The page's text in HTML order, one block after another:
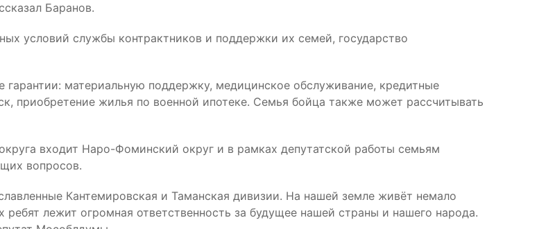
Баранов.
условий службы контрактников и поддержки их семей, государство
материальную поддержку, медицинское обслуживание, кредитные
приобретение жилья по военной ипотеке. Семья бойца также может рассчитывать
входит Наро-Фоминский округ и в рамках депутатской работы семьям
вопросов.
Кантемировская и Таманская дивизии. На нашей земле живёт немало
лежит огромная ответственность за будущее нашей страны и нашего народа.